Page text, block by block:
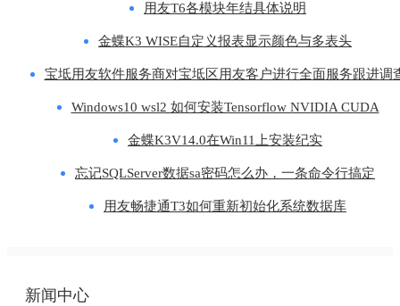
用友T6各模块年结具体说明
金蝶K3 WISE自定义报表显示颜色与多表头
宝坻用友软件服务商对宝坻区用友客户进行全面服务跟进调
Windows10 wsl2 如何安装Tensorflow NVIDIA CUDA
金蝶K3V14.0在Win11上安装纪实
忘记SQLServer数据sa密码怎么办，一条命令行搞定
用友畅捷通T3如何重新初始化系统数据库
新闻中心